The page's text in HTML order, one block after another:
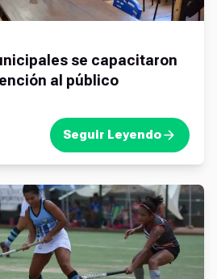
se capacitaron
al público
Seguir Leyendo